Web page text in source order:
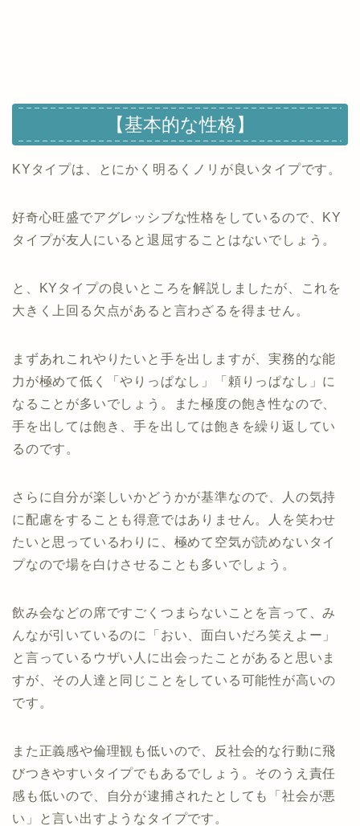
【基本的な性格】
KYタイプは、とにかく明るくノリが良いタイプです。
好奇心旺盛でアグレッシブな性格をしているので、KY
タイプが友人にいると退屈することはないでしょう。
と、KYタイプの良いところを解説しましたが、これを
大きく上回る欠点があると言わざるを得ません。
まずあれこれやりたいと手を出しますが、実務的な能
力が極めて低く「やりっぱなし」「頼りっぱなし」に
なることが多いでしょう。また極度の飽き性なので、
手を出しては飽き、手を出しては飽きを繰り返してい
るのです。
さらに自分が楽しいかどうかが基準なので、人の気持
に配慮をすることも得意ではありません。人を笑わせ
たいと思っているわりに、極めて空気が読めないタイ
プなので場を白けさせることも多いでしょう。
飲み会などの席ですごくつまらないことを言って、み
んなが引いているのに「おい、面白いだろ笑えよー」
と言っているウザい人に出会ったことがあると思いま
すが、その人達と同じことをしている可能性が高いの
です。
また正義感や倫理観も低いので、反社会的な行動に飛
びつきやすいタイプでもあるでしょう。そのうえ責任
感も低いので、自分が逮捕されたとしても「社会が悪
い」と言い出すようなタイプです。